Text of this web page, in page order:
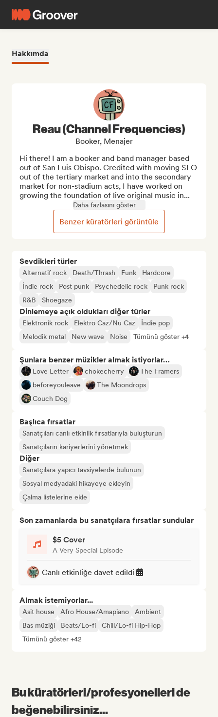
Hakkımda
Sevdikleri türler
Alternatif rock Death/Thrash Funk
Hardcore
İndie rock
Post punk Psychedelic rock
Punk rock
R&B
Shoegaze
Dinlemeye açık oldukları diğer türler
Elektronik rock Elektro Caz/Nu Caz
İndie pop
Melodik metal
New wave Noise Tümünü göster +4
Şunlara benzer müzikler almak istiyorlar…
Love Letter chokecherry
The Framers
beforeyouleave
The Moondrops
Couch Dog
Başlıca fırsatlar
Sanatçıları canlı etkinlik fırsatlarıyla buluşturun
Sanatçıların kariyerlerini yönetmek
Diğer
Sanatçılara yapıcı tavsiyelerde bulunun
Sosyal medyadaki hikayeye ekleyin
Çalma listelerine ekle
Son zamanlarda bu sanatçılara fırsatlar sundular
$5 Cover
A Very Special Episode
Canlı etkinliğe davet edildi
Almak istemiyorlar...
Asit house Afro House/Amapiano
Ambient
Bas müziği
Beats/Lo-fi
Chill/Lo-fi Hip-Hop
Tümünü göster +42
Reau (Channel Frequencies)
Booker, Menajer
Hi there! I am a booker and band manager based
out of San Luis Obispo. Credited with moving SLO
out of the tertiary market and into the secondary
market for non-stadium acts, I have worked on
growing the foundation of live original music in...
Daha fazlasını göster
Benzer küratörleri görüntüle
Bu küratörleri/profesyonelleri de
beğenebilirsiniz...